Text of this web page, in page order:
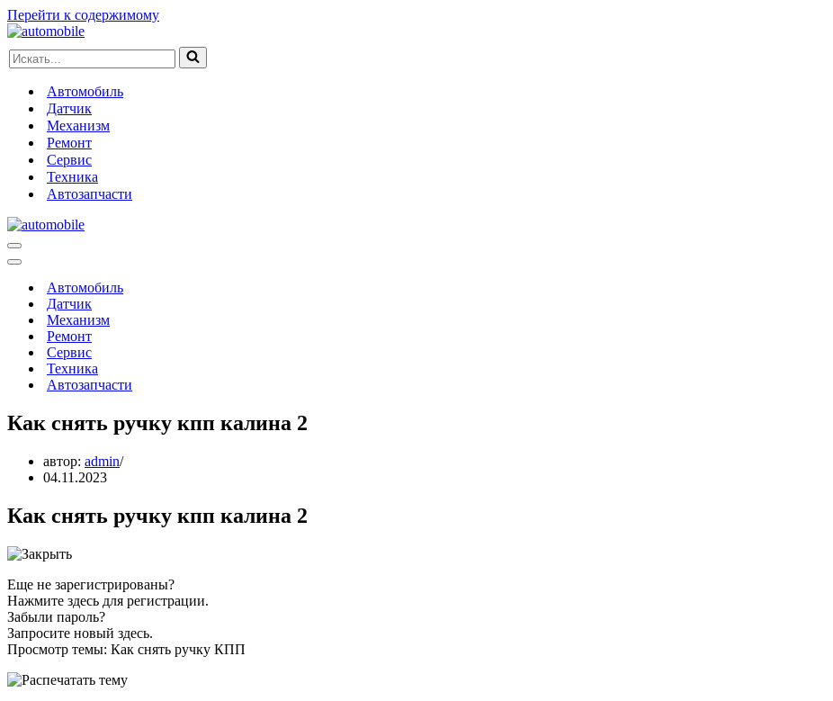
Перейти к содержимому
Искать...
Автомобиль
Датчик
Механизм
Ремонт
Сервис
Техника
Автозапчасти
Меню
навигации
Меню
навигацииАвтомобиль
Датчик
Механизм
Ремонт
Сервис
Техника
Автозапчасти
Как снять ручку кпп калина 2
автор: admin
04.11.2023
Как снять ручку кпп калина 2
Еще не зарегистрированы?
Нажмите здесь для регистрации.
Забыли пароль?
Запросите новый здесь.
Просмотр темы: Как снять ручку КПП